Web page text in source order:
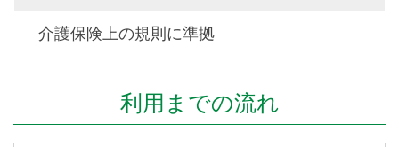
介護保険上の規則に準拠
利用までの流れ